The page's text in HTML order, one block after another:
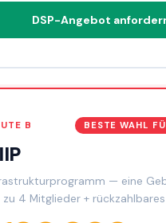
DSP-Angebot
B BESTE WAHL
— eine
zu 4 Mitglieder +